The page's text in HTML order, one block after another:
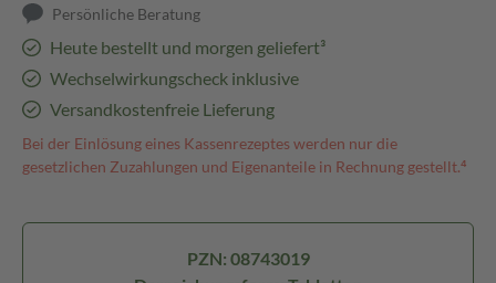
Persönliche Beratung
Heute bestellt und morgen geliefert³
Wechselwirkungscheck inklusive
Versandkostenfreie Lieferung
Bei der Einlösung eines Kassenrezeptes werden nur die
gesetzlichen Zuzahlungen und Eigenanteile in Rechnung gestellt.⁴
PZN: 08743019